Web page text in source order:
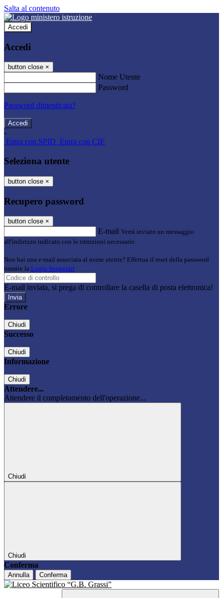
Salta al contenuto
Accedi
Accedi
button close ×
Nome Utente
Password
Password dimenticata?
-
Entra con SPID Entra con CIE
Seleziona utente
button close ×
Recupero password
button close ×
E-mail Verrà inviato un messaggio
all'indirizzo indicato con le istruzioni necessarie.
Non hai una e-mail associata al nome utente? Effettua il reset della password
tramite la Login Spaggiari
E-mail inviata, si prega di controllare la casella di posta elettronica!
Errore
Chiudi
Successo
Chiudi
Informazione
Chiudi
Attendere...
Attendere il completamento dell'operazione...
Chiudi
Chiudi
Conferma
Annulla Conferma